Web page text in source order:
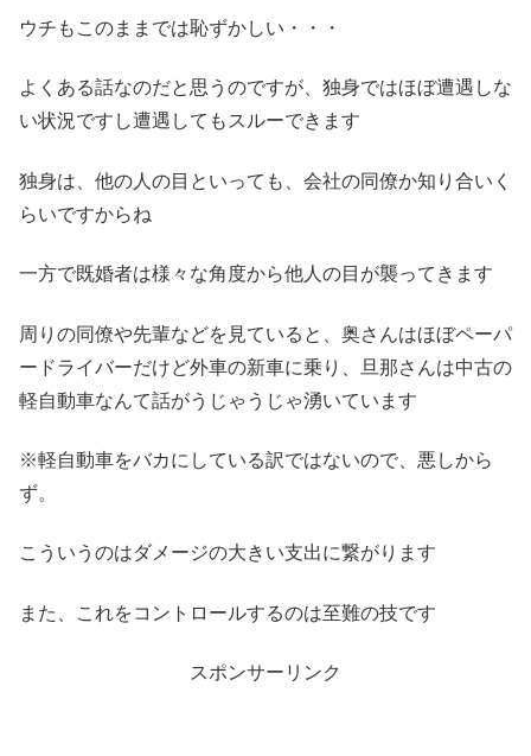
ウチもこのままでは恥ずかしい・・・
よくある話なのだと思うのですが、独身ではほぼ遭遇しな
い状況ですし遭遇してもスルーできます
独身は、他の人の目といっても、会社の同僚か知り合いく
らいですからね
一方で既婚者は様々な角度から他人の目が襲ってきます
周りの同僚や先輩などを見ていると、奥さんはほぼペーパ
ードライバーだけど外車の新車に乗り、旦那さんは中古の
軽自動車なんて話がうじゃうじゃ湧いています
※軽自動車をバカにしている訳ではないので、悪しから
ず。
こういうのはダメージの大きい支出に繋がります
また、これをコントロールするのは至難の技です
スポンサーリンク